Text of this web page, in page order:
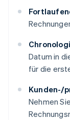
Datum in
für die
Kunden-/
Nehmen